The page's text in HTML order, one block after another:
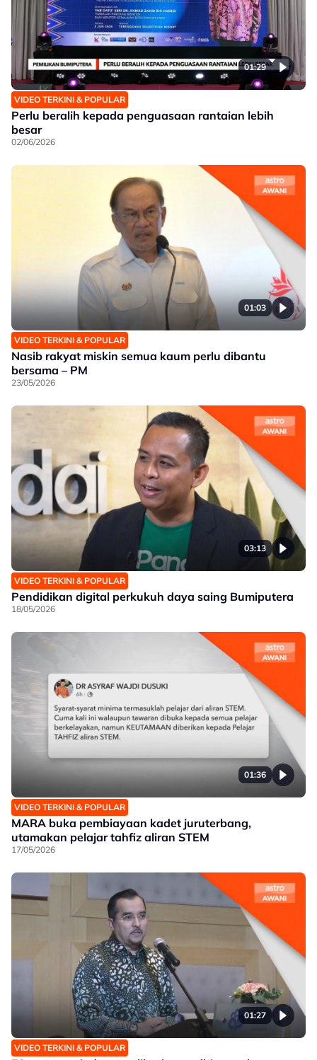
01:29
VIDEO TERKINI & POPULAR
Perlu beralih kepada penguasaan rantaian lebih
besar
02/06/2026
01:03
VIDEO TERKINI & POPULAR
Nasib rakyat miskin semua kaum perlu dibantu
bersama – PM
23/05/2026
03:13
VIDEO TERKINI & POPULAR
Pendidikan digital perkukuh daya saing Bumiputera
18/05/2026
01:36
VIDEO TERKINI & POPULAR
MARA buka pembiayaan kadet juruterbang,
utamakan pelajar tahfiz aliran STEM
17/05/2026
01:27
VIDEO TERKINI & POPULAR